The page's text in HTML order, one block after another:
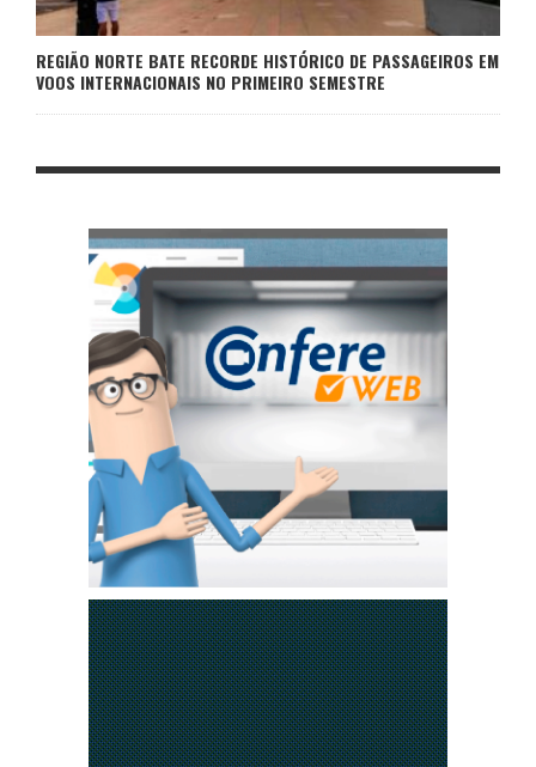
REGIÃO NORTE BATE RECORDE HISTÓRICO DE PASSAGEIROS EM
VOOS INTERNACIONAIS NO PRIMEIRO SEMESTRE